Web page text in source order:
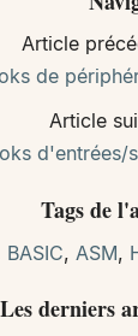
Article
de
Article
d'entrées/
Tags de
BASIC, ASM,
Les derniers